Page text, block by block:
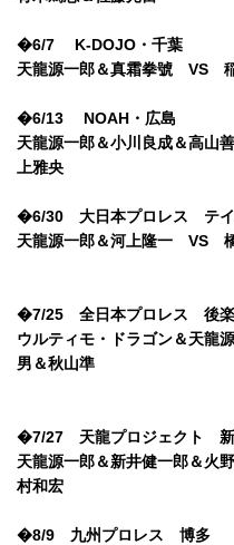
�6/7 K-DOJO・千葉
天龍源一郎＆真霜拳號 VS
�6/13 NOAH・広島
天龍源一郎＆小川良成＆高
上雅央
�6/30 大日本プロレス テイ
天龍源一郎＆河上隆一 VS
�7/25 全日本プロレス 後楽
ウルティモ・ドラゴン＆天
男＆秋山準
�7/27 天龍プロジェクト 新
天龍源一郎＆新井健一郎＆
村和宏
�8/9 九州プロレス 博多